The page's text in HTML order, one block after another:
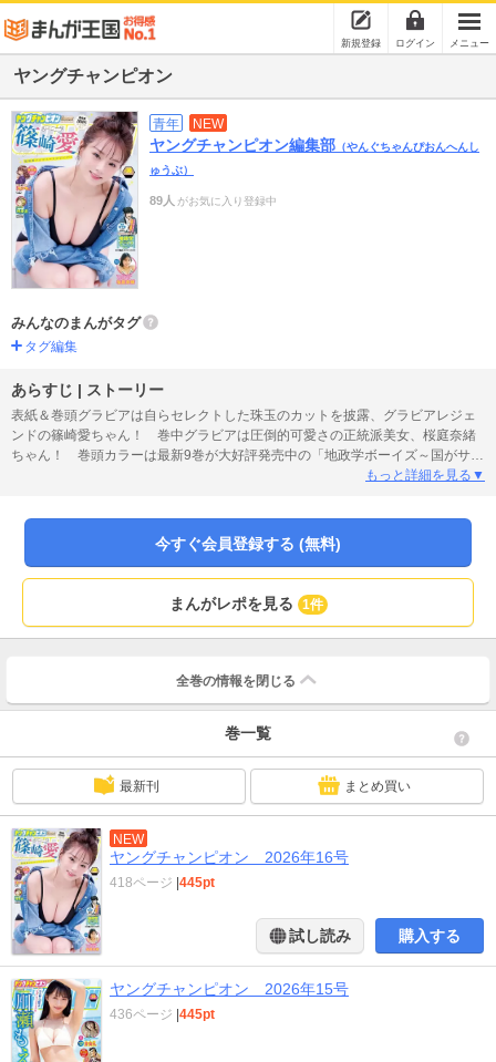
新規登録 ログイン メニュー
ヤングチャンピオン
青年 NEW
ヤングチャンピオン編集部 （やんぐちゃんぴおんへんし
ゅうぶ）
89人 がお気に入り登録中
みんなのまんがタグ
タグ編集
あらすじ | ストーリー
表紙＆巻頭グラビアは自らセレクトした珠玉のカットを披露、グラビアレジェ
ンドの篠崎愛ちゃん！ 巻中グラビアは圧倒的可愛さの正統派美女、桜庭奈緒
ちゃん！ 巻頭カラーは最新9巻が大好評発売中の「地政学ボーイズ～国がサラ
リーマンになって働く会社～」！ 巻中カラーは最新17巻が大好評発売中の
ト等への応募もできません。また作品のラインナップが目次と異なる場合もご
もっと詳細を見る▼
今すぐ会員登録する (無料)
まんがレポを見る 1件
全巻の情報を 閉じる
巻一覧
最新刊 まとめ買い
NEW
ヤングチャンピオン 2026年16号
418ページ 445pt
試し読み 購入する
ヤングチャンピオン 2026年15号
436ページ 445pt